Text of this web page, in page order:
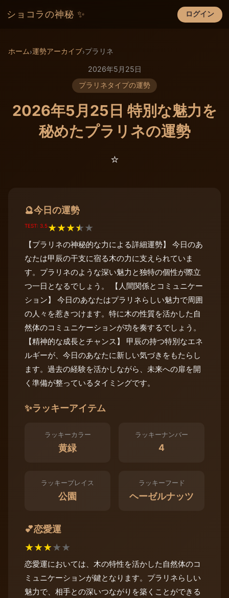
ショコラの神秘 ✨ ログイン
×
ホーム›運勢アーカイブ›プラリネ
2026年5月25日
プラリネタイプの運勢
2026年5月25日 特別な魅力を
秘めたプラリネの運勢
⭐️
🔮今日の運勢
TEST: 3.5★★★★★
【プラリネの神秘的な力による詳細運勢】 今日のあ
なたは甲辰の干支に宿る木の力に支えられていま
す。プラリネのような深い魅力と独特の個性が際立
つ一日となるでしょう。 【人間関係とコミュニケー
ション】 今日のあなたはプラリネらしい魅力で周囲
の人々を惹きつけます。特に木の性質を活かした自
然体のコミュニケーションが功を奏するでしょう。
【精神的な成長とチャンス】 甲辰の持つ特別なエネ
ルギーが、今日のあなたに新しい気づきをもたらし
ます。過去の経験を活かしながら、未来への扉を開
く準備が整っているタイミングです。
✨ラッキーアイテム
ラッキーカラー
黄緑
ラッキーナンバー
4
ラッキープレイス
公園
ラッキーフード
ヘーゼルナッツ
💕恋愛運
★★★★★
恋愛運においては、木の特性を活かした自然体のコ
ミュニケーションが鍵となります。プラリネらしい
魅力で、相手との深いつながりを築くことができる